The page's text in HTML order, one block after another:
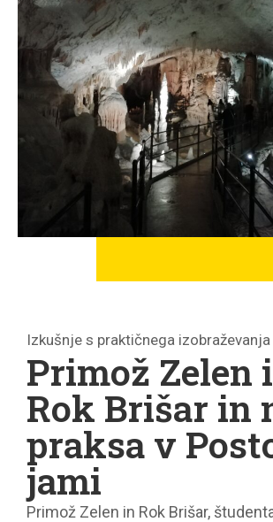
Izkušnje s praktičnega
Primož Zelen
Rok Brišar in
praksa v
jami
Primož Zelen in Rok Brišar,